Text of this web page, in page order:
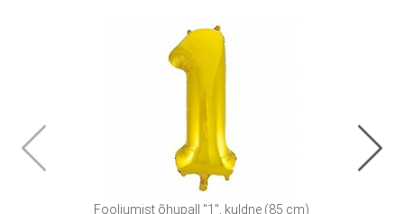
Fooliumist õhupall "1", kuldne (85 cm)